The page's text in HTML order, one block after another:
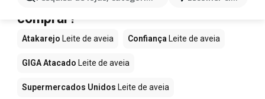
comprar?
Atakarejo Leite de aveia Confiança Leite de aveia
GIGA Atacado Leite de aveia
Supermercados Unidos Leite de aveia